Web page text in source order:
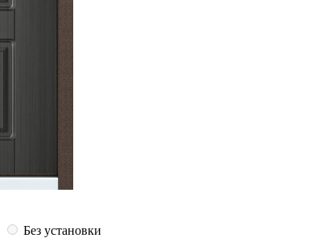
Без установки